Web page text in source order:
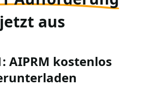
jetzt aus
AIPRM kostenlos